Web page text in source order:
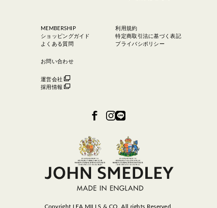
MEMBERSHIP
ショッピングガイド
よくある質問
お問い合わせ
運営会社
採用情報
利用規約
特定商取引法に基づく表記
プライバシポリシー
Copyright LEA MILLS & CO. All rights Reserved.